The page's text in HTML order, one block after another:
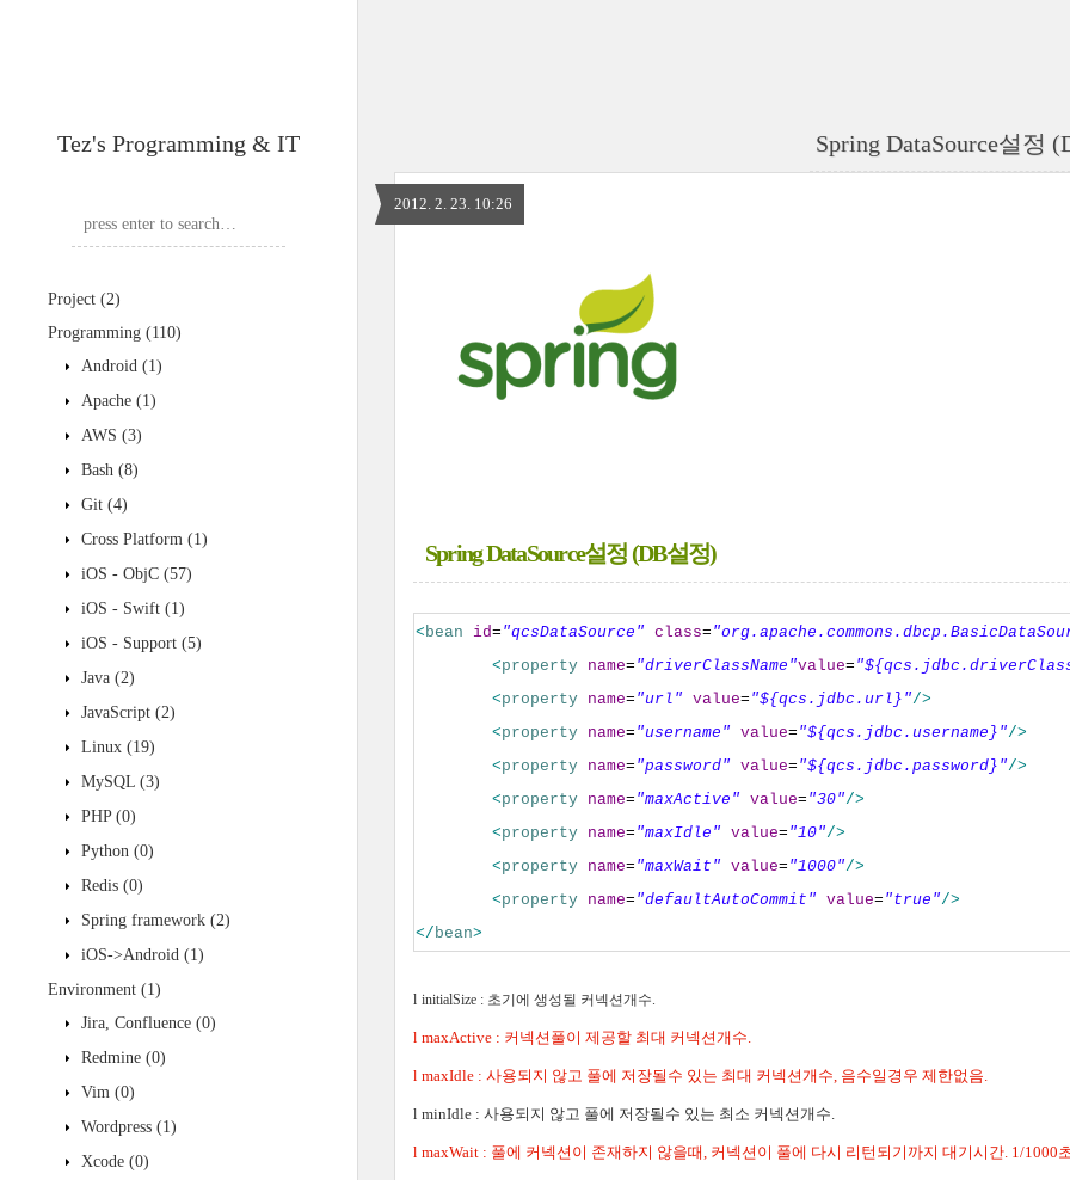
Tez's Programming & IT
Project (2)
Programming (110)
Android (1)
Apache (1)
AWS (3)
Bash (8)
Git (4)
Cross Platform (1)
iOS - ObjC (57)
iOS - Swift (1)
iOS - Support (5)
Java (2)
JavaScript (2)
Linux (19)
MySQL (3)
PHP (0)
Python (0)
Redis (0)
Spring framework (2)
iOS->Android (1)
Environment (1)
Jira, Confluence (0)
Redmine (0)
Vim (0)
Wordpress (1)
Xcode (0)
Spring DataSource설정
2012. 2. 23. 10:26
Spring DataSource설정 (DB설정)
<bean id= "qcsDataSource" class=
<property name= "driverClassName"value=
<property name= "url" value= "${qcs.jdbc.url}"/>
<property name= "username" value= "${qcs.jdbc.username}"/>
<property name= "password" value= "${qcs.jdbc.password}"/>
<property name= "maxActive" value= "30"/>
<property name= "maxIdle" value= "10"/>
<property name= "maxWait" value= "1000"/>
<property name= "defaultAutoCommit" value= "true"/>
</bean>
l initialSize : 초기에 생성될 커넥션개수.
l maxActive : 커넥션풀이 제공할 최대 커넥션개수.
l maxIdle : 사용되지 않고 풀에 저장될수 있는 최대 커넥션개수, 음수일경우 제한없음.
l minIdle : 사용되지 않고 풀에 저장될수 있는 최소 커넥션개수.
l maxWait : 풀에 커넥션이 존재하지 않을때, 커넥션이 풀에 다시 리턴되기까지 대기시간. 1/1000